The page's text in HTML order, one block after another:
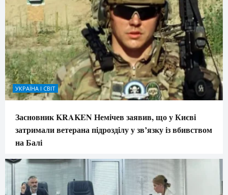
УКРАЇНА І СВІТ
Засновник KRAKEN Немічев заявив, що у Києві
затримали ветерана підрозділу у зв’язку із вбивством
на Балі